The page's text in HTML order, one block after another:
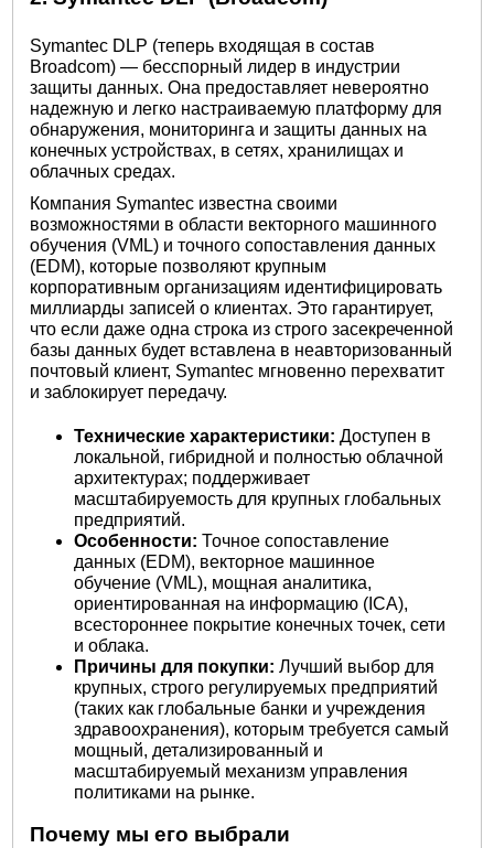
Symantec DLP (теперь входящая в состав
Broadcom) — бесспорный лидер в индустрии
защиты данных. Она предоставляет невероятно
надежную и легко настраиваемую платформу для
обнаружения, мониторинга и защиты данных на
конечных устройствах, в сетях, хранилищах и
облачных средах.
Компания Symantec известна своими
возможностями в области векторного машинного
обучения (VML) и точного сопоставления данных
(EDM), которые позволяют крупным
корпоративным организациям идентифицировать
миллиарды записей о клиентах. Это гарантирует,
что если даже одна строка из строго засекреченной
базы данных будет вставлена ​​в неавторизованный
почтовый клиент, Symantec мгновенно перехватит
и заблокирует передачу.
Технические характеристики: Доступен в
локальной, гибридной и полностью облачной
архитектурах; поддерживает
масштабируемость для крупных глобальных
предприятий.
Особенности: Точное сопоставление
данных (EDM), векторное машинное
обучение (VML), мощная аналитика,
ориентированная на информацию (ICA),
всестороннее покрытие конечных точек, сети
и облака.
Причины для покупки: Лучший выбор для
крупных, строго регулируемых предприятий
(таких как глобальные банки и учреждения
здравоохранения), которым требуется самый
мощный, детализированный и
масштабируемый механизм управления
политиками на рынке.
Почему мы его выбрали